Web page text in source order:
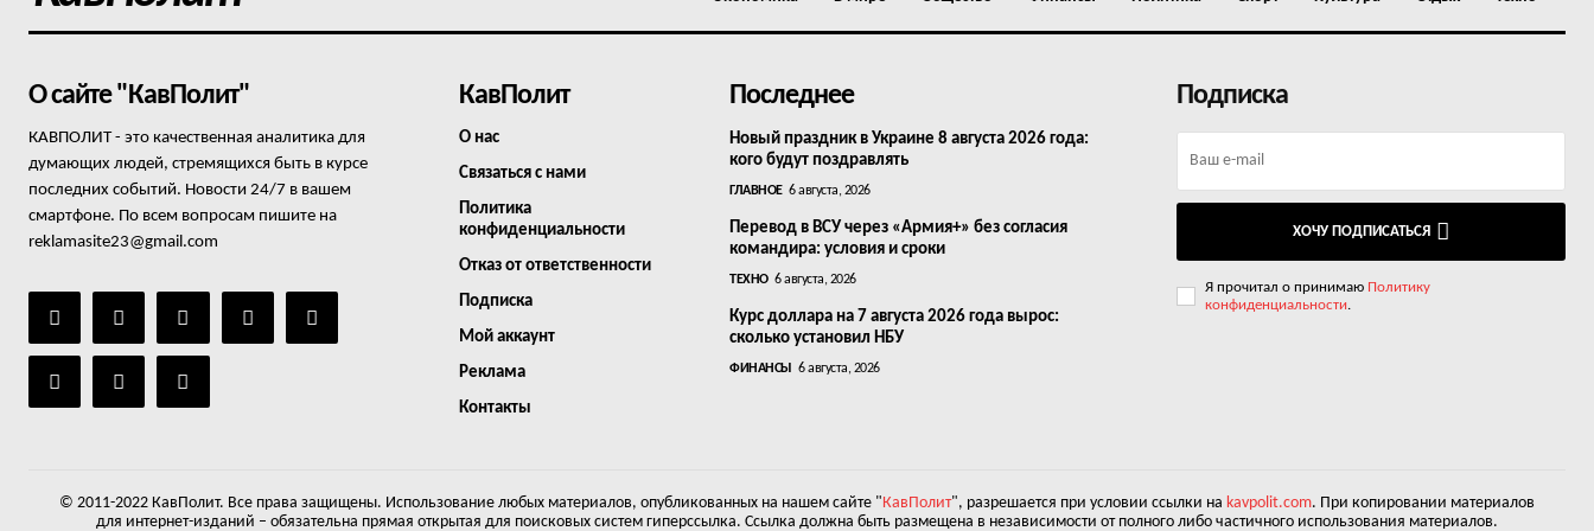
О сайте "КавПолит"
КАВПОЛИТ - это качественная аналитика для
думающих людей, стремящихся быть в курсе
последних событий. Новости 24/7 в вашем
смартфоне. По всем вопросам пишите на
reklamasite23@gmail.com
КавПолит
О нас
Связаться с нами
Политика
конфиденциальности
Отказ от ответственности
Подписка
Мой аккаунт
Реклама
Контакты
Последнее
Новый праздник в Украине 8 августа 2026 года:
кого будут поздравлять
ГЛАВНОЕ 6 августа, 2026
Перевод в ВСУ через «Армия+» без согласия
командира: условия и сроки
ТЕХНО 6 августа, 2026
Курс доллара на 7 августа 2026 года вырос:
сколько установил НБУ
ФИНАНСЫ 6 августа, 2026
Подписка
ХОЧУ ПОДПИСАТЬСЯ
Я прочитал о принимаю Политику
конфиденциальности.
© 2011-2022 КавПолит. Все права защищены. Использование любых материалов, опубликованных на нашем сайте " КавПолит", разрешается при условии ссылки на kavpolit.com. При копировании материалов
для интернет-изданий – обязательна прямая открытая для поисковых систем гиперссылка. Ссылка должна быть размещена в независимости от полного либо частичного использования материалов.